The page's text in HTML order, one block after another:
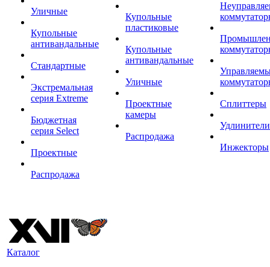
Уличные
Купольные
антивандальные
Стандартные
Экстремальная
серия Extreme
Бюджетная
серия Select
Проектные
Распродажа
Купольные
пластиковые
Купольные
антивандальные
Уличные
Проектные
камеры
Распродажа
Сплиттеры
Удлинители
Инжекторы
Каталог